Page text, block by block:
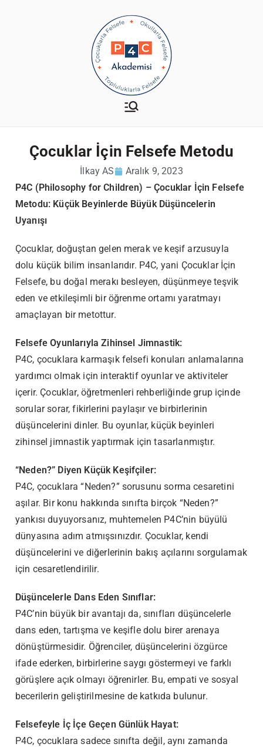
P4C Akademisi
Çocuklar İçin Felsefe Metodu
İlkay AS
Aralık 9, 2023
P4C (Philosophy for Children) – Çocuklar İçin Felsefe
Metodu: Küçük Beyinlerde Büyük Düşüncelerin
Uyanışı
Çocuklar, doğuştan gelen merak ve keşif arzusuyla
dolu küçük bilim insanlarıdır. P4C, yani Çocuklar İçin
Felsefe, bu doğal merakı besleyen, düşünmeye teşvik
eden ve etkileşimli bir öğrenme ortamı yaratmayı
amaçlayan bir metottur.
Felsefe Oyunlarıyla Zihinsel Jimnastik:
P4C, çocuklara karmaşık felsefi konuları anlamalarına
yardımcı olmak için interaktif oyunlar ve aktiviteler
içerir. Çocuklar, öğretmenleri rehberliğinde grup içinde
sorular sorar, fikirlerini paylaşır ve birbirlerinin
düşüncelerini dinler. Bu oyunlar, küçük beyinleri
zihinsel jimnastik yaptırmak için tasarlanmıştır.
“Neden?” Diyen Küçük Keşifçiler:
P4C, çocuklara “Neden?” sorusunu sorma cesaretini
aşılar. Bir konu hakkında sınıfta birçok “Neden?”
yankısı duyuyorsanız, muhtemelen P4C’nin büyülü
dünyasına adım atmışsınızdır. Çocuklar, kendi
düşüncelerini ve diğerlerinin bakış açılarını sorgulamak
için cesaretlendirilir.
Düşüncelerle Dans Eden Sınıflar:
P4C’nin büyük bir avantajı da, sınıfları düşüncelerle
dans eden, tartışma ve keşifle dolu birer arenaya
dönüştürmesidir. Öğrenciler, düşüncelerini özgürce
ifade ederken, birbirlerine saygı göstermeyi ve farklı
görüşlere açık olmayı öğrenirler. Bu, empati ve sosyal
becerilerin geliştirilmesine de katkıda bulunur.
Felsefeyle İç İçe Geçen Günlük Hayat:
P4C, çocuklara sadece sınıfta değil, aynı zamanda